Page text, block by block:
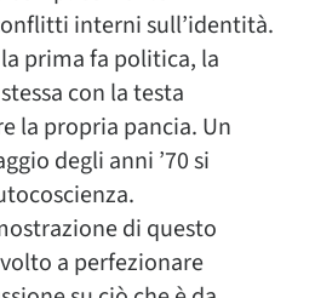
interni sull’identità.
prima fa politica, la
con la testa
la propria pancia. Un
degli anni ’70 si
di questo
a perfezionare